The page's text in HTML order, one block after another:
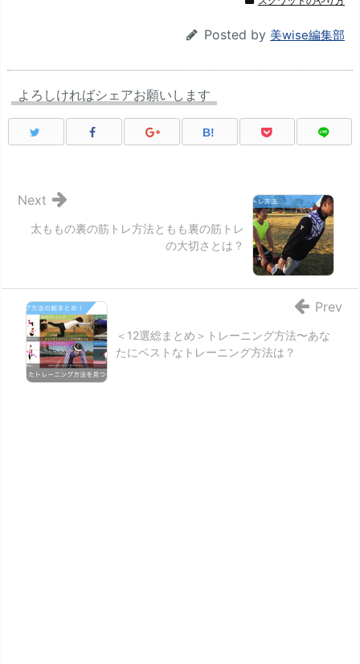
Posted by 美wise編集部
よろしければシェアお願いします
B!
太ももの裏の筋トレ方法ともも裏の筋トレ
の大切さとは？
Next
＜12選総まとめ＞トレーニング方法〜あな
たにベストなトレーニング方法は？
Prev